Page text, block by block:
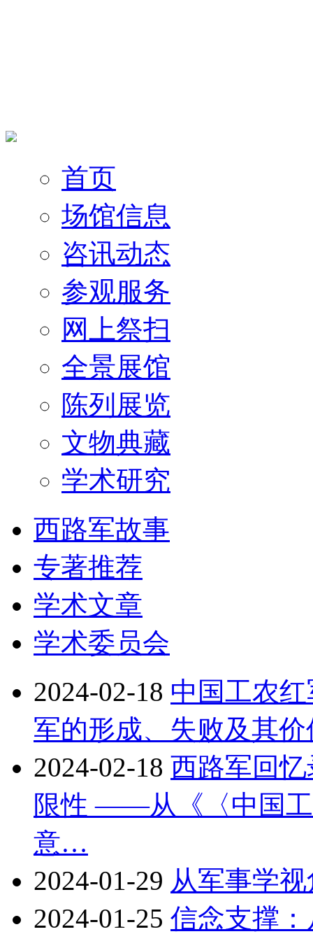
首页
场馆信息
咨讯动态
参观服务
网上祭扫
全景展馆
陈列展览
文物典藏
学术研究
西路军故事
专著推荐
学术文章
学术委员会
2024-02-18 中国工农
军的形成、失败及其
2024-02-18 西路军回
限性 ——从《〈中国工
意…
2024-01-29 从军事学
2024-01-25 信念支撑